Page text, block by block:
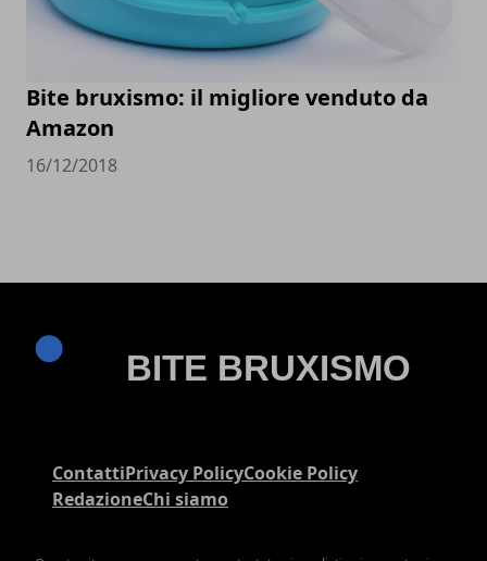
Bite bruxismo: il migliore venduto da
Amazon
16/12/2018
ContattiPrivacy PolicyCookie Policy
RedazioneChi siamo